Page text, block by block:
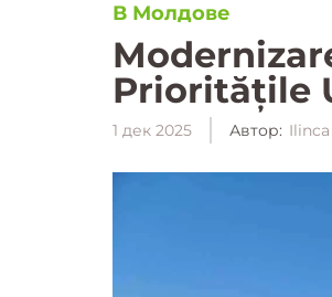
В Молдове
Prioritățile
1 дек 2025 Автор: